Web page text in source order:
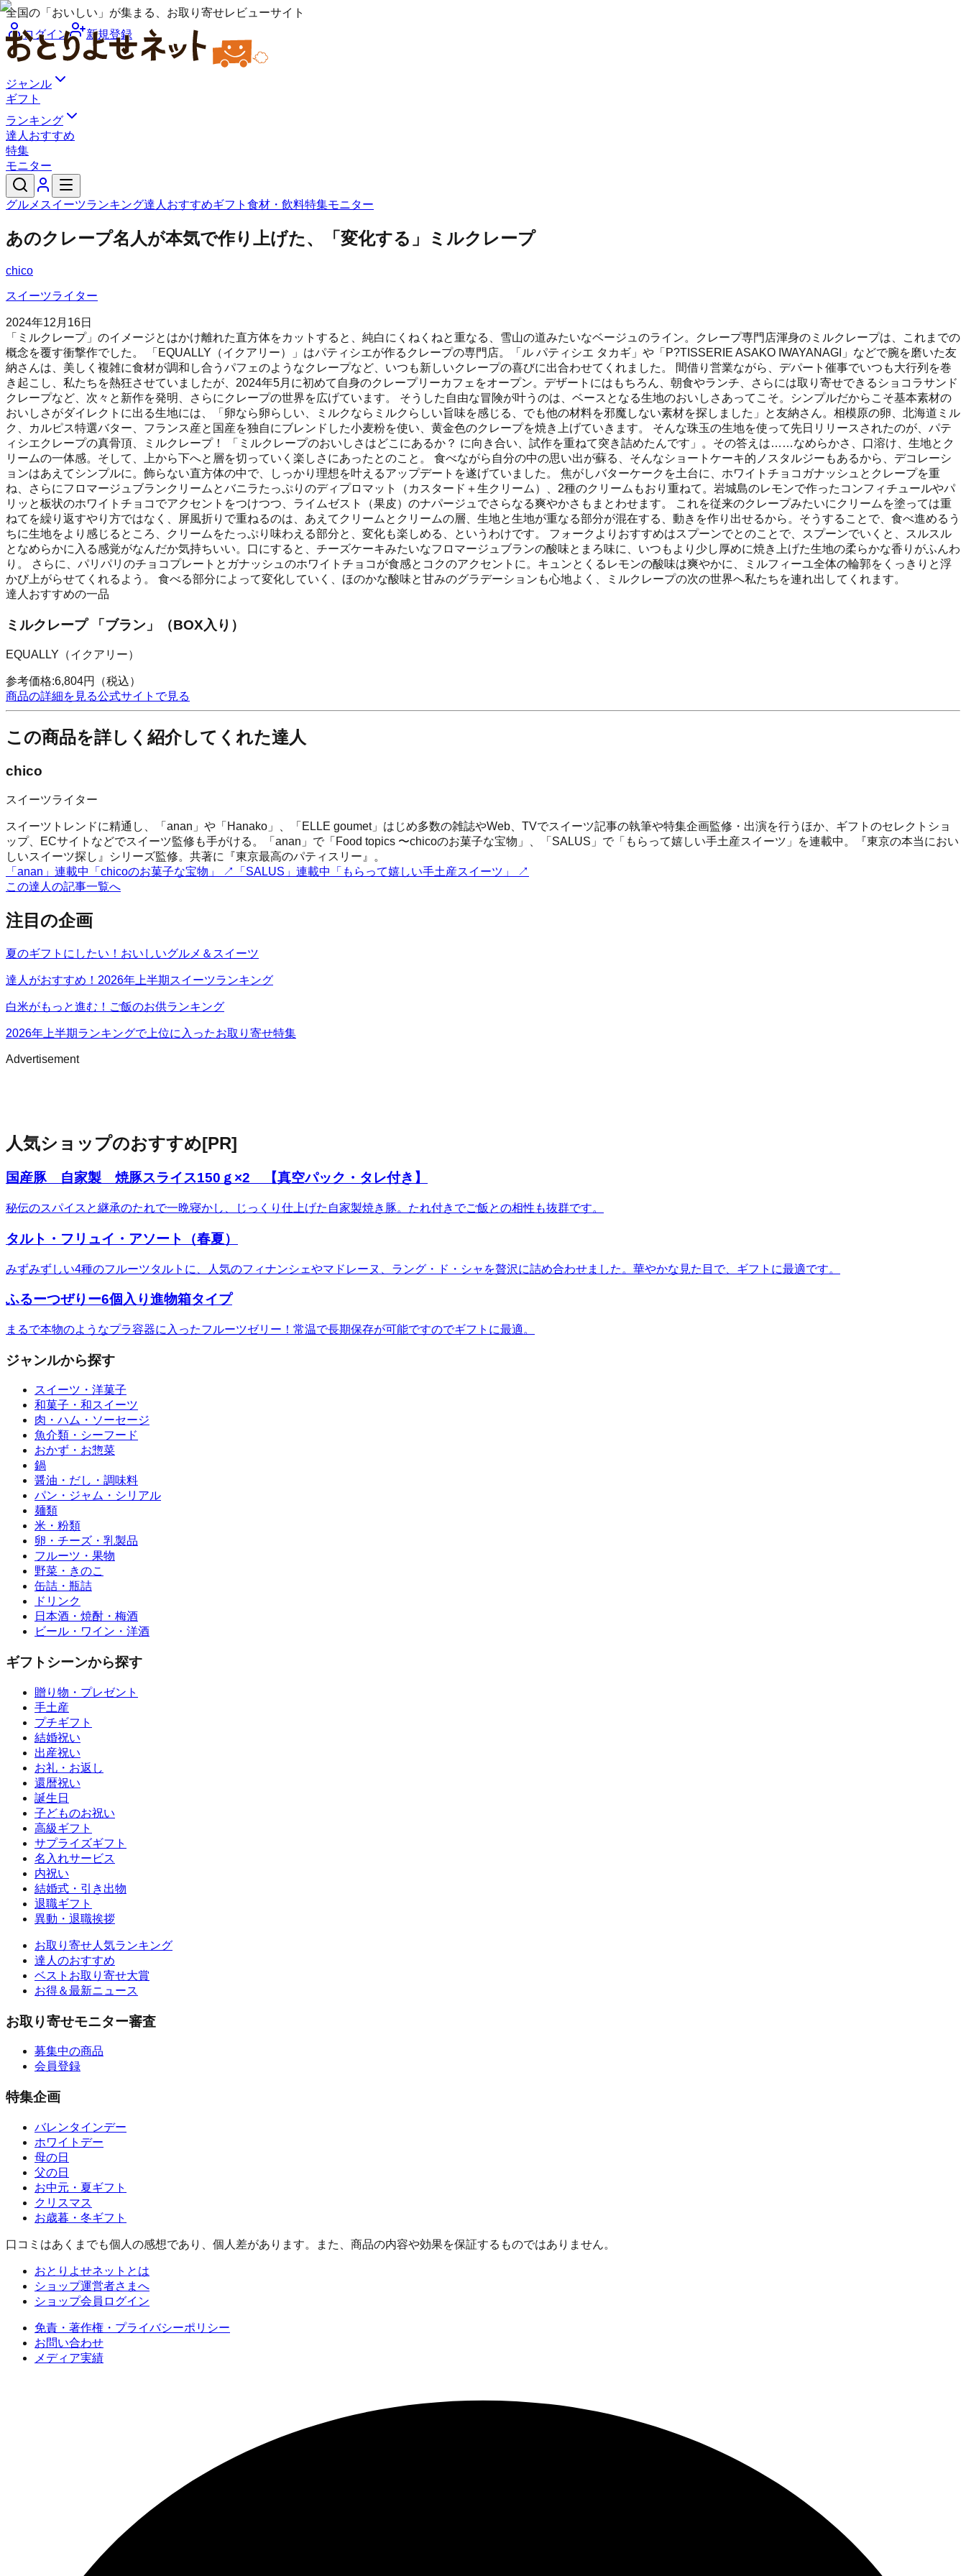
全国の「おいしい」が集まる、お取り寄せレビューサイト
ログイン
新規登録
ジャンル
ギフト
ランキング
達人おすすめ
特集
モニター
グルメ スイーツランキング達人おすすめギフト 食材・飲料特集モニター
あのクレープ名人が本気で作り上げた、「変化する」ミルクレープ
chico
スイーツライター
2024年12月16日
「ミルクレープ」のイメージとはかけ離れた直方体をカットすると、純白にくねくねと重なる、雪山の道みたいなベージュのライン。クレープ専門店渾身のミルクレープは、これまでの
概念を覆す衝撃作でした。 「EQUALLY（イクアリー）」はパティシエが作るクレープの専門店。「ル パティシエ タカギ」や「P?TISSERIE ASAKO IWAYANAGI」などで腕を磨いた友
納さんは、美しく複雑に食材が調和し合うパフェのようなクレープなど、いつも新しいクレープの喜びに出合わせてくれました。 間借り営業ながら、デパート催事でいつも大行列を巻
き起こし、私たちを熱狂させていましたが、2024年5月に初めて自身のクレープリーカフェをオープン。デザートにはもちろん、朝食やランチ、さらには取り寄せできるショコラサンド
クレープなど、次々と新作を発明、さらにクレープの世界を広げています。 そうした自由な冒険が叶うのは、ベースとなる生地のおいしさあってこそ。シンプルだからこそ基本素材の
おいしさがダイレクトに出る生地には、「卵なら卵らしい、ミルクならミルクらしい旨味を感じる、でも他の材料を邪魔しない素材を探しました」と友納さん。相模原の卵、北海道ミル
ク、カルピス特選バター、フランス産と国産を独自にブレンドした小麦粉を使い、黄金色のクレープを焼き上げていきます。 そんな珠玉の生地を使って先日リリースされたのが、パテ
ィシエクレープの真骨頂、ミルクレープ！ 「ミルクレープのおいしさはどこにあるか？ に向き合い、試作を重ねて突き詰めたんです」。その答えは……なめらかさ、口溶け、生地とク
リームの一体感。そして、上から下へと層を切っていく楽しさにあったとのこと。 食べながら自分の中の思い出が蘇る、そんなショートケーキ的ノスタルジーもあるから、デコレーシ
ョンはあえてシンプルに。飾らない直方体の中で、しっかり理想を叶えるアップデートを遂げていました。 焦がしバターケークを土台に、ホワイトチョコガナッシュとクレープを重
ね、さらにフロマージュブランクリームとバニラたっぷりのディプロマット（カスタード＋生クリーム）、2種のクリームもおり重ねて。岩城島のレモンで作ったコンフィチュールやパ
リッと板状のホワイトチョコでアクセントをつけつつ、ライムゼスト（果皮）のナパージュでさらなる爽やかさもまとわせます。 これを従来のクレープみたいにクリームを塗っては重
ねてを繰り返すやり方ではなく、屏風折りで重ねるのは、あえてクリームとクリームの層、生地と生地が重なる部分が混在する、動きを作り出せるから。そうすることで、食べ進めるう
ちに生地をより感じるところ、クリームをたっぷり味わえる部分と、変化も楽しめる、というわけです。 フォークよりおすすめはスプーンでとのことで、スプーンでいくと、スルスル
となめらかに入る感覚がなんだか気持ちいい。口にすると、チーズケーキみたいなフロマージュブランの酸味とまろ味に、いつもより少し厚めに焼き上げた生地の柔らかな香りがふんわ
り。 さらに、パリパリのチョコプレートとガナッシュのホワイトチョコが食感とコクのアクセントに。キュンとくるレモンの酸味は爽やかに、ミルフィーユ全体の輪郭をくっきりと浮
かび上がらせてくれるよう。 食べる部分によって変化していく、ほのかな酸味と甘みのグラデーションも心地よく、ミルクレープの次の世界へ私たちを連れ出してくれます。
達人おすすめの一品
ミルクレープ 「ブラン」（BOX入り）
EQUALLY（イクアリー）
参考価格:6,804円
（税込）
商品の詳細を見る公式サイトで見る
この商品を詳しく紹介してくれた達人
chico
スイーツライター
スイーツトレンドに精通し、「anan」や「Hanako」、「ELLE goumet」はじめ多数の雑誌やWeb、TVでスイーツ記事の執筆や特集企画監修・出演を行うほか、ギフトのセレクトショ
ップ、ECサイトなどでスイーツ監修も手がける。「anan」で「Food topics 〜chicoのお菓子な宝物」、「SALUS」で「もらって嬉しい手土産スイーツ」を連載中。『東京の本当におい
しいスイーツ探し』シリーズ監修。共著に『東京最高のパティスリー』。
「anan」連載中「chicoのお菓子な宝物」
↗ 「SALUS」連載中「もらって嬉しい手土産スイーツ」
↗
この達人の記事一覧へ
注目の企画
夏のギフトにしたい！おいしいグルメ＆スイーツ
達人がおすすめ！2026年上半期スイーツランキング
白米がもっと進む！ご飯のお供ランキング
2026年上半期ランキングで上位に入ったお取り寄せ特集
Advertisement
人気ショップのおすすめ[PR]
国産豚 自家製 焼豚スライス150ｇ×2 【真空パック・タレ付き】
秘伝のスパイスと継承のたれで一晩寝かし、じっくり仕上げた自家製焼き豚。たれ付きでご飯との相性も抜群です。
タルト・フリュイ・アソート（春夏）
みずみずしい4種のフルーツタルトに、人気のフィナンシェやマドレーヌ、ラング・ド・シャを贅沢に詰め合わせました。華やかな見た目で、ギフトに最適です。
ふるーつぜりー6個入り進物箱タイプ
まるで本物のようなプラ容器に入ったフルーツゼリー！常温で長期保存が可能ですのでギフトに最適。
ジャンルから探す
スイーツ・洋菓子
和菓子・和スイーツ
肉・ハム・ソーセージ
魚介類・シーフード
おかず・お惣菜
鍋
醤油・だし・調味料
パン・ジャム・シリアル
麺類
米・粉類
卵・チーズ・乳製品
フルーツ・果物
野菜・きのこ
缶詰・瓶詰
ドリンク
日本酒・焼酎・梅酒
ビール・ワイン・洋酒
ギフトシーンから探す
贈り物・プレゼント
手土産
プチギフト
結婚祝い
出産祝い
お礼・お返し
還暦祝い
誕生日
子どものお祝い
高級ギフト
サプライズギフト
名入れサービス
内祝い
結婚式・引き出物
退職ギフト
異動・退職挨拶
お取り寄せ人気ランキング
達人のおすすめ
ベストお取り寄せ大賞
お得＆最新ニュース
お取り寄せモニター審査
募集中の商品
会員登録
特集企画
バレンタインデー
ホワイトデー
母の日
父の日
お中元・夏ギフト
クリスマス
お歳暮・冬ギフト
口コミはあくまでも個人の感想であり、個人差があります。また、商品の内容や効果を保証するものではありません。
おとりよせネットとは
ショップ運営者さまへ
ショップ会員ログイン
免責・著作権・プライバシーポリシー
お問い合わせ
メディア実績